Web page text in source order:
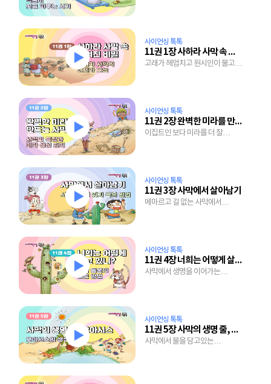
사이언싱 톡톡
11권 1장 사하라 사막 속 숨겨진 비밀
고래가 헤엄치고 원시인이 물고기
사이언싱 톡톡
11권 2장 완벽한 미라를 만드는 사막
이집트인 보다 미라를 더 잘
사이언싱 톡톡
11권 3장 사막에서 살아남기
메마르고 길 없는 사막에서
사이언싱 톡톡
11권 4장 너희는 어떻게 살고 있니?
사막에서 생명을 이어가는
사이언싱 톡톡
11권 5장 사막의 생명 줄, 오아시스
사막에서 물을 담고있는